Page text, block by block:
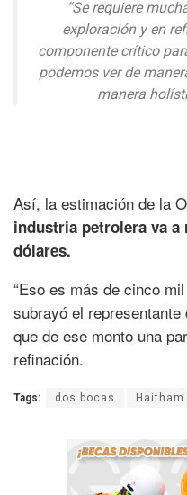
“Se requiere
exploración y en
componente crítico
podemos ver de
manera
Así, la estimación de la
industria petrolera va
dólares.
“Eso es más de cinco
subrayó el
que de ese monto una
refinación.
Tags: dos bocas Haitham